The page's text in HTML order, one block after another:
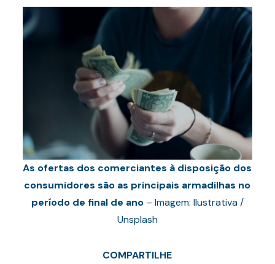
As ofertas dos comerciantes à disposição dos
consumidores são as principais armadilhas no
período de final de ano – Imagem: Ilustrativa /
Unsplash
COMPARTILHE